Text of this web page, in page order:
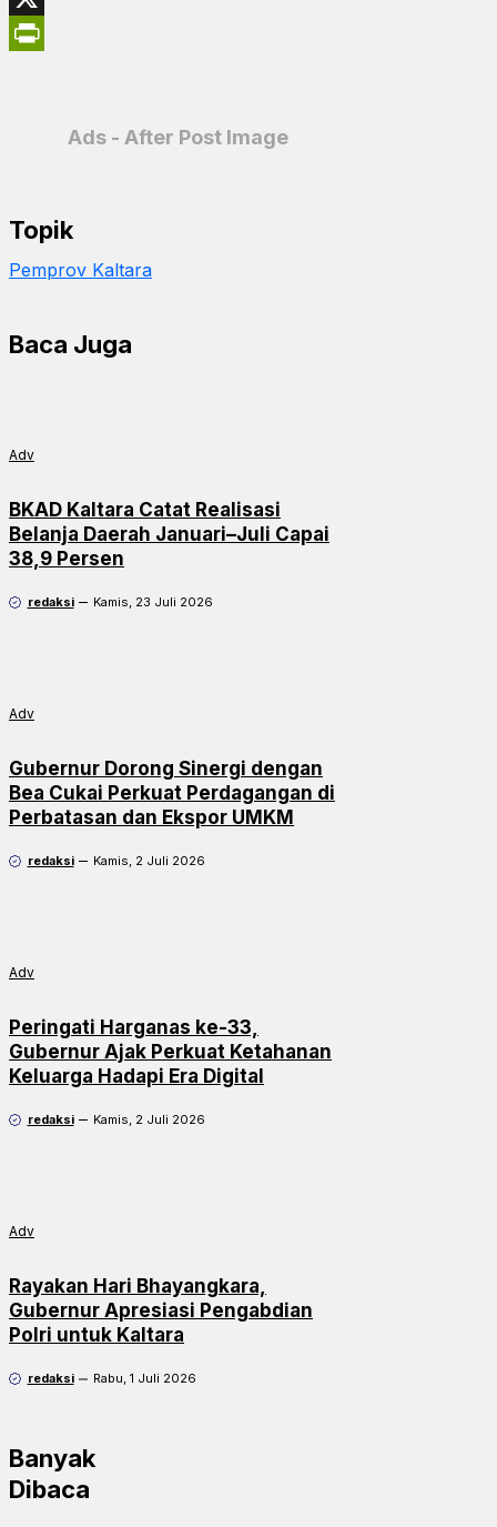
X
Ads - After Post Image
Topik
Pemprov Kaltara
Baca Juga
Adv
BKAD Kaltara Catat Realisasi
Belanja Daerah Januari–Juli Capai
38,9 Persen
redaksi Kamis, 23 Juli 2026
Adv
Gubernur Dorong Sinergi dengan
Bea Cukai Perkuat Perdagangan di
Perbatasan dan Ekspor UMKM
redaksi Kamis, 2 Juli 2026
Adv
Peringati Harganas ke-33,
Gubernur Ajak Perkuat Ketahanan
Keluarga Hadapi Era Digital
redaksi Kamis, 2 Juli 2026
Adv
Rayakan Hari Bhayangkara,
Gubernur Apresiasi Pengabdian
Polri untuk Kaltara
redaksi Rabu, 1 Juli 2026
Banyak
Dibaca